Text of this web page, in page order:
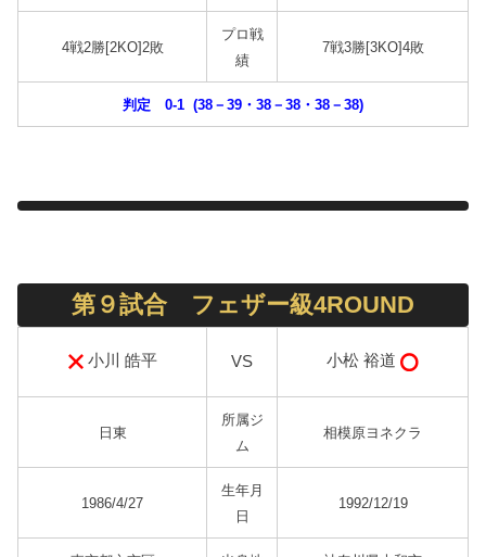
4戦2勝[2KO]2敗
プロ戦
績
7戦3勝[3KO]4敗
判定 0-1 (38－39・38－38・38－38)
第９試合 フェザー級4ROUND
小川 皓平 VS 小松 裕道
日東
所属ジ
ム
相模原ヨネクラ
1986/4/27
生年月
日
1992/12/19